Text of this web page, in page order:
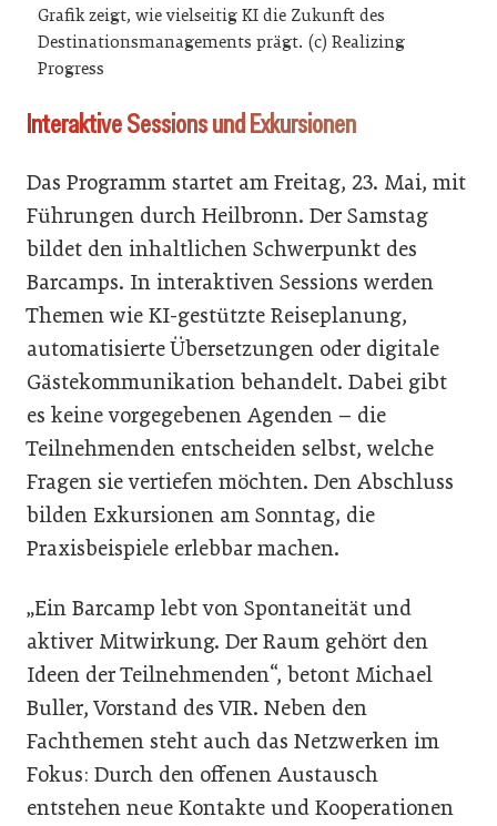
Grafik zeigt, wie vielseitig KI die Zukunft des
Destinationsmanagements prägt. (c) Realizing
Progress
Interaktive Sessions und Exkursionen
Das Programm startet am Freitag, 23. Mai, mit
Führungen durch Heilbronn. Der Samstag
bildet den inhaltlichen Schwerpunkt des
Barcamps. In interaktiven Sessions werden
Themen wie KI-gestützte Reiseplanung,
automatisierte Übersetzungen oder digitale
Gästekommunikation behandelt. Dabei gibt
es keine vorgegebenen Agenden – die
Teilnehmenden entscheiden selbst, welche
Fragen sie vertiefen möchten. Den Abschluss
bilden Exkursionen am Sonntag, die
Praxisbeispiele erlebbar machen.
„Ein Barcamp lebt von Spontaneität und
aktiver Mitwirkung. Der Raum gehört den
Ideen der Teilnehmenden“, betont Michael
Buller, Vorstand des VIR. Neben den
Fachthemen steht auch das Netzwerken im
Fokus: Durch den offenen Austausch
entstehen neue Kontakte und Kooperationen